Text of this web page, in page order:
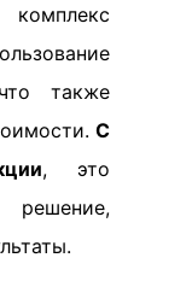
также
С
, это